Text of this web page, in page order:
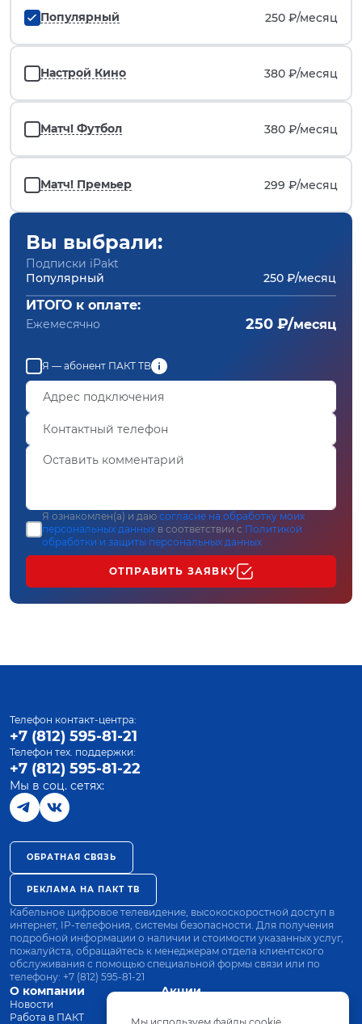
Популярный 250 ₽/месяц
Настрой Кино 380 ₽/месяц
Матч! Футбол 380 ₽/месяц
Матч! Премьер 299 ₽/месяц
Вы выбрали:
Подписки iPakt
Популярный
250 ₽/месяц
ИТОГО к оплате:
Ежемесячно 250 ₽/месяц
Я — абонент ПАКТ ТВ
Я ознакомлен(а) и даю согласие на обработку моих
персональных данных в соответствии с Политикой
обработки и защиты персональных данных
ОТПРАВИТЬ ЗАЯВКУ
О компании
Новости
Работа в ПАКТ
Акции
Оплата
Телефон контакт-центра:
+7 (812) 595-81-21
Телефон тех. поддержки:
+7 (812) 595-81-22
Мы в соц. сетях:
ОБРАТНАЯ СВЯЗЬ
РЕКЛАМА НА ПАКТ ТВ
Кабельное цифровое телевидение, высокоскоростной доступ в
интернет, IP-телефония, системы безопасности. Для получения
подробной информации о наличии и стоимости указанных услуг,
пожалуйста, обращайтесь к менеджерам отдела клиентского
обслуживания с помощью специальной формы связи или по
телефону: +7 (812) 595-81-21